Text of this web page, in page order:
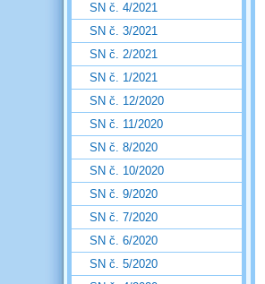
SN č. 4/2021
SN č. 3/2021
SN č. 2/2021
SN č. 1/2021
SN č. 12/2020
SN č. 11/2020
SN č. 8/2020
SN č. 10/2020
SN č. 9/2020
SN č. 7/2020
SN č. 6/2020
SN č. 5/2020